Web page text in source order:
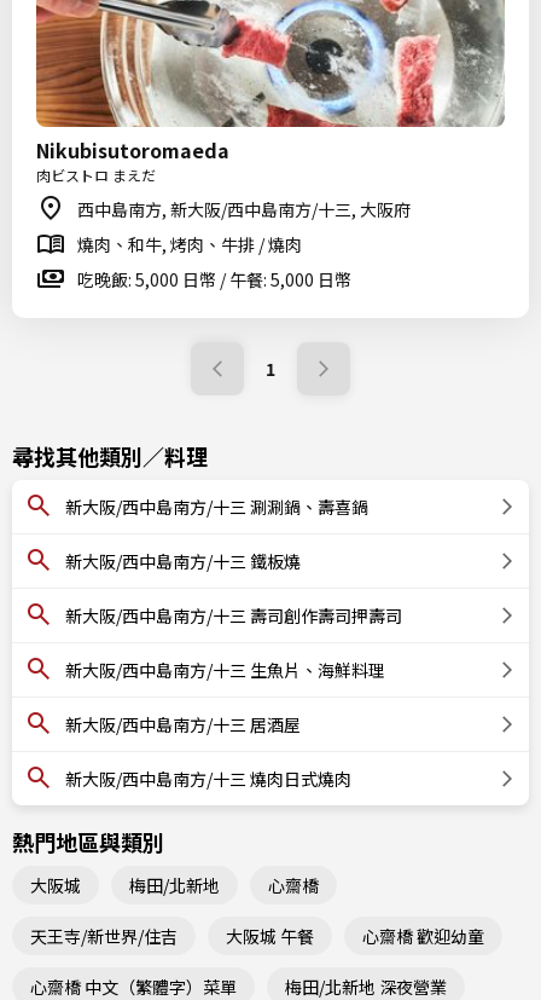
Nikubisutoromaeda
肉ビストロ まえだ
西中島南方, 新大阪/西中島南方/十三, 大阪府
燒肉、和牛, 烤肉、牛排 / 燒肉
吃晚飯: 5,000 日幣 / 午餐: 5,000 日幣
1
尋找其他類別／料理
新大阪/西中島南方/十三 涮涮鍋、壽喜鍋
新大阪/西中島南方/十三 鐵板燒
新大阪/西中島南方/十三 壽司創作壽司押壽司
新大阪/西中島南方/十三 生魚片、海鮮料理
新大阪/西中島南方/十三 居酒屋
新大阪/西中島南方/十三 燒肉日式燒肉
熱門地區與類別
大阪城 梅田/北新地 心齋橋
天王寺/新世界/住吉 大阪城 午餐 心齋橋 歡迎幼童
心齋橋 中文（繁體字）菜單 梅田/北新地 深夜營業